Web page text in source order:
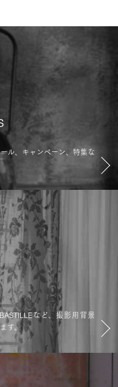
ル、キャンペーン、特集な
など、撮影用背景
す。